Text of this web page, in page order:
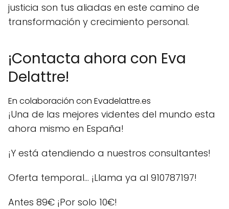
justicia son tus aliadas en este camino de
transformación y crecimiento personal.
¡Contacta ahora con Eva
Delattre!
En colaboración con Evadelattre.es
¡Una de las mejores videntes del mundo esta
ahora mismo en España!
¡Y está atendiendo a nuestros consultantes!
Oferta temporal… ¡Llama ya al 910787197!
Antes 89€ ¡Por solo 10€!